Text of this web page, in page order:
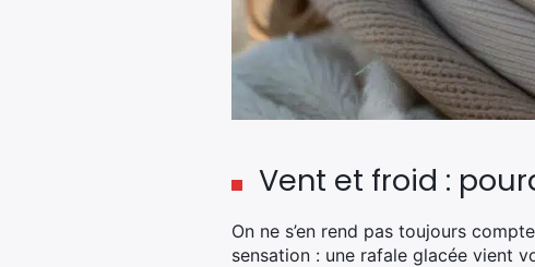
Vent et froid :
On ne s’en rend pas toujours
sensation : une rafale glacée vient